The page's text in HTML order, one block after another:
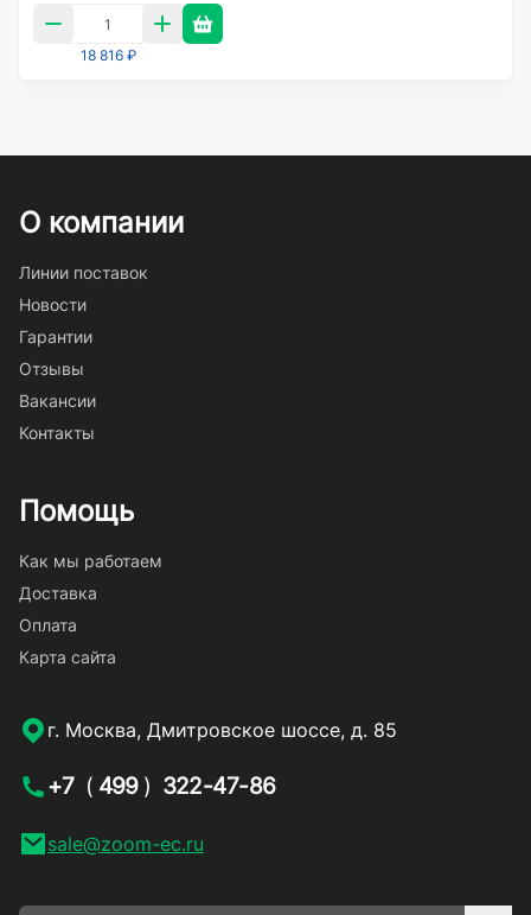
18 816 ₽
О компании
Линии поставок
Новости
Гарантии
Отзывы
Вакансии
Контакты
Помощь
Как мы работаем
Доставка
Оплата
Карта сайта
г. Москва, Дмитровское шоссе, д. 85
+7 ( 499 ) 322-47-86
sale@zoom-ec.ru